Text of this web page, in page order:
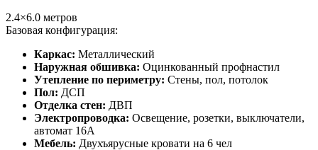
2.4×6.0 метров
Базовая конфигурация:
Каркас: Металлический
Наружная обшивка: Оцинкованный профнастил
Утепление по периметру: Стены, пол, потолок
Пол: ДСП
Отделка стен: ДВП
Электропроводка: Освещение, розетки, выключатели,
автомат 16А
Мебель: Двухъярусные кровати на 6 чел